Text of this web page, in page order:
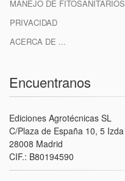
MANEJO DE FITOSANITARIOS
PRIVACIDAD
ACERCA DE ...
Encuentranos
Ediciones Agrotécnicas SL
C/Plaza de España 10, 5 Izda
28008 Madrid
CIF.: B80194590